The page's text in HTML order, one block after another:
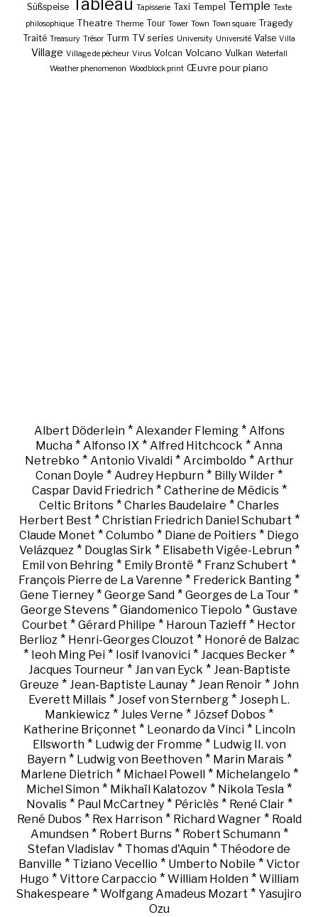
Süßspeise Tableau Tapisserie Taxi Tempel Temple Texte
philosophique Theatre Therme Tour Tower Town Town square Tragedy
Traité Treasury Trésor Turm TV series University Université Valse Villa
Village Village de pêcheur Virus Volcan Volcano Vulkan Waterfall
Weather phenomenon Woodblock print Œuvre pour piano
Albert Döderlein* Alexander Fleming* Alfons
Mucha * Alfonso IX * Alfred Hitchcock * Anna
Netrebko * Antonio Vivaldi* Arcimboldo * Arthur
Conan Doyle * Audrey Hepburn * Billy Wilder *
Caspar David Friedrich* Catherine de Médicis*
Celtic Britons * Charles Baudelaire * Charles
Herbert Best * Christian Friedrich Daniel Schubart *
Claude Monet * Columbo * Diane de Poitiers * Diego
Velázquez* Douglas Sirk * Elisabeth Vigée-Lebrun*
Emil von Behring * Emily Brontë * Franz Schubert *
François Pierre de La Varenne * Frederick Banting *
Gene Tierney * George Sand * Georges de La Tour *
George Stevens * Giandomenico Tiepolo * Gustave
Courbet * Gérard Philipe * Haroun Tazieff * Hector
Berlioz* Henri-Georges Clouzot * Honoré de Balzac
* Ieoh Ming Pei * Iosif Ivanovici * Jacques Becker *
Jacques Tourneur* Jan van Eyck * Jean-Baptiste
Greuze * Jean-Baptiste Launay* Jean Renoir* John
Everett Millais * Josef von Sternberg * Joseph L.
Mankiewicz * Jules Verne * József Dobos *
Katherine Briçonnet * Leonardo da Vinci* Lincoln
Ellsworth* Ludwig der Fromme * Ludwig II. von
Bayern* Ludwig von Beethoven* Marin Marais*
Marlene Dietrich* Michael Powell * Michelangelo *
Michel Simon * Mikhaïl Kalatozov * Nikola Tesla *
Novalis* Paul McCartney* Périclès* René Clair*
René Dubos* Rex Harrison* Richard Wagner* Roald
Amundsen* Robert Burns* Robert Schumann*
Stefan Vladislav * Thomas d'Aquin * Théodore de
Banville * Tiziano Vecellio * Umberto Nobile * Victor
Hugo * Vittore Carpaccio * William Holden* William
Shakespeare * Wolfgang Amadeus Mozart * Yasujiro
Ozu